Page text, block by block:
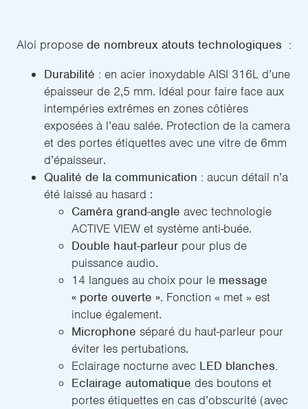
Aloi propose de nombreux atouts technologiques :
Durabilité : en acier inoxydable AISI 316L d’une
épaisseur de 2,5 mm. Idéal pour faire face aux
intempéries extrêmes en zones côtières
exposées à l’eau salée. Protection de la camera
et des portes étiquettes avec une vitre de 6mm
d’épaisseur.
Qualité de la communication : aucun détail n’a
été laissé au hasard :
Caméra grand-angle avec technologie
ACTIVE VIEW et système anti-buée.
Double haut-parleur pour plus de
puissance audio.
14 langues au choix pour le message
« porte ouverte ». Fonction « met » est
inclue également.
Microphone séparé du haut-parleur pour
éviter les pertubations.
Eclairage nocturne avec LED blanches.
Eclairage automatique des boutons et
portes étiquettes en cas d’obscurité (avec